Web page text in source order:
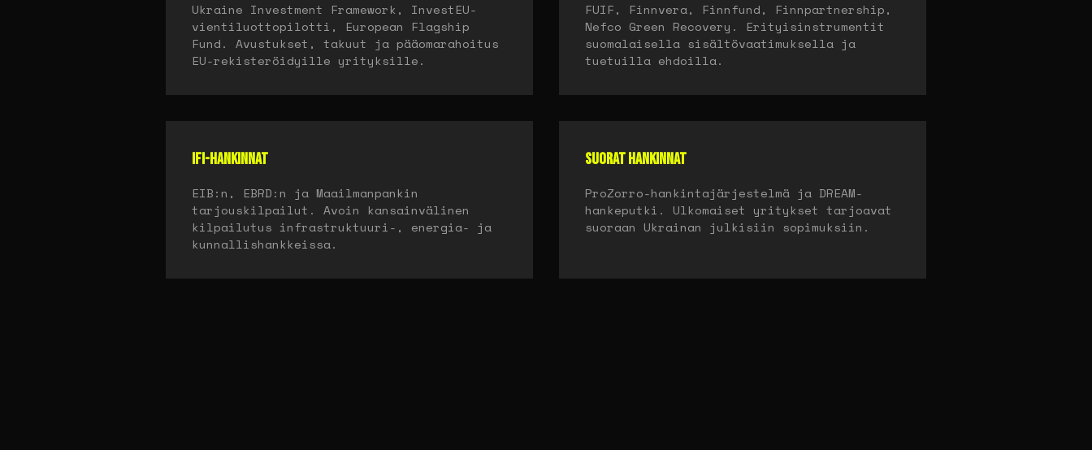
Ukraine Investment Framework, InvestEU-
vientiluottopilotti, European Flagship
Fund. Avustukset, takuut ja pääomarahoitus
EU-rekisteröidyille yrityksille.
FUIF, Finnvera, Finnfund, Finnpartnership,
Nefco Green Recovery. Erityisinstrumentit
suomalaisella sisältövaatimuksella ja
tuetuilla ehdoilla.
IFI-HANKINNAT
EIB:n, EBRD:n ja Maailmanpankin
tarjouskilpailut. Avoin kansainvälinen
kilpailutus infrastruktuuri-, energia- ja
kunnallishankkeissa.
SUORAT HANKINNAT
ProZorro-hankintajärjestelmä ja DREAM-
hankeputki. Ulkomaiset yritykset tarjoavat
suoraan Ukrainan julkisiin sopimuksiin.